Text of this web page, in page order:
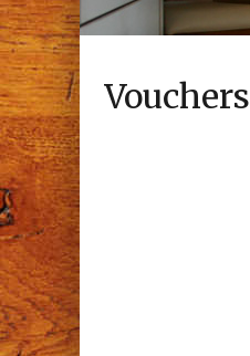
Vouchers